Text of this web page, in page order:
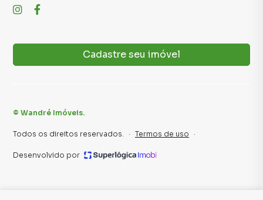
Cadastre seu imóvel
© Wandré Imóveis.
Todos os direitos reservados. · Termos de uso ·
Desenvolvido por